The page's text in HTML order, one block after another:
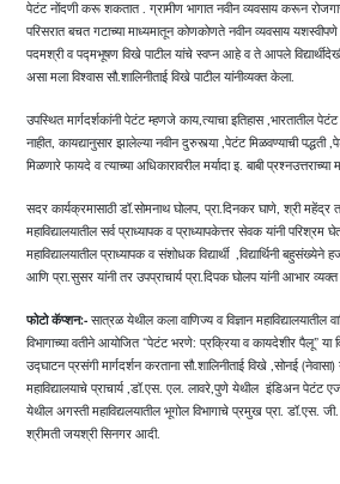
पेटंट नोंदणी करू शकतात . ग्रामीण भागात नवीन व्यवसाय करून
परिसरात बचत गटाच्या माध्यमातून कोणकोणते नवीन व्यवसाय
पदमश्री व पद्मभूषण विखे पाटील यांचे स्वप्न आहे व ते आपले
असा मला विश्वास सौ.शालिनीताई विखे पाटील यांनीव्यक्त केला.
उपस्थित मार्गदर्शकांनी पेटंट म्हणजे काय,त्याचा इतिहास ,भारतातील
नाहीत, कायद्यानुसार झालेल्या नवीन दुरुस्त्या ,पेटंट मिळवण्याची पद्धती
मिळणारे फायदे व त्याच्या अधिकारावरील मर्यादा इ. बाबी
सदर कार्यक्रमासाठी डॉ.सोमनाथ घोलप, प्रा.दिनकर घाणे, श्री महेंद्र
महाविद्यालयातील सर्व प्राध्यापक व प्राध्यापकेत्तर सेवक यांनी परिश्रम
महाविद्यालयातील प्राध्यापक व संशोधक विद्यार्थी ,विद्यार्थिनी
आणि प्रा.सुसर यांनी तर उपप्राचार्य प्रा.दिपक घोलप यांनी आभार
फोटो कॅप्शन:- सात्रळ येथील कला वाणिज्य व विज्ञान महाविद्यालयातील
विभागाच्या वतीने आयोजित “पेटंट भरणे: प्रक्रिया व कायदेशीर पैलू” या
उद्घाटन प्रसंगी मार्गदर्शन करताना सौ.शालिनीताई विखे ,सोनई
महाविद्यालयाचे प्राचार्य ,डॉ.एस. एल. लावरे,पुणे येथील इंडिअन
येथील अगस्ती महाविद्यलयातील भूगोल विभागाचे प्रमुख प्रा. डॉ.एस. जी.
श्रीमती जयश्री सिनगर आदी.